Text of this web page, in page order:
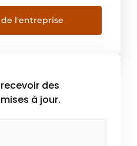
offrent une
du traitement de
chauffage et du
rapide de
l'entreprise
des
à jour.